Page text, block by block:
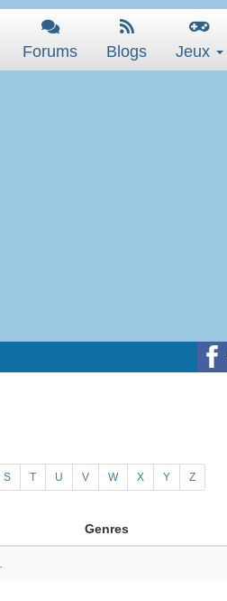
Forums Blogs Jeux
S T U V W X Y Z
Genres